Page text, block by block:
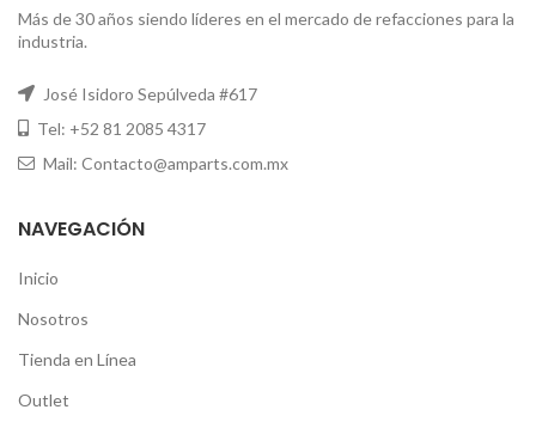
Más de 30 años siendo líderes en el mercado de refacciones para la
industria.
José Isidoro Sepúlveda #617
Tel: +52 81 2085 4317
Mail: Contacto@amparts.com.mx
NAVEGACIÓN
Inicio
Nosotros
Tienda en Línea
Outlet